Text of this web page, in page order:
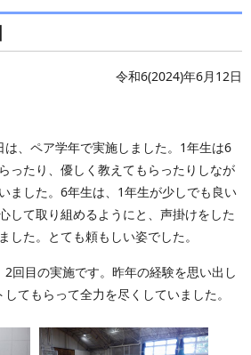
令和6(2024)年6月12日
、ペア学年で実施しました。1年生は6
ったり、優しく教えてもらったりしなが
ました。6年生は、1年生が少しでも良い
して取り組めるようにと、声掛けをした
した。とても頼もしい姿でした。
回目の実施です。昨年の経験を思い出し
てもらって全力を尽くしていました。